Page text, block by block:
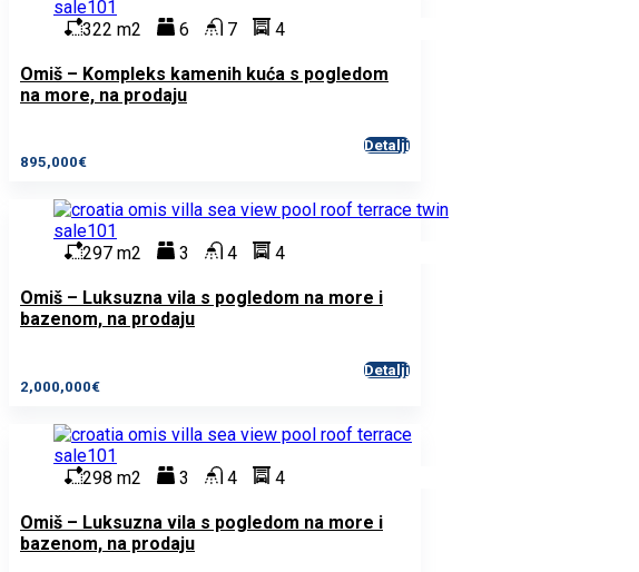
322 m2 6 7 4
Omiš – Kompleks kamenih kuća s pogledom
na more, na prodaju
895,000€
Detalji
297 m2 3 4 4
Omiš – Luksuzna vila s pogledom na more i
bazenom, na prodaju
2,000,000€
Detalji
298 m2 3 4 4
Omiš – Luksuzna vila s pogledom na more i
bazenom, na prodaju